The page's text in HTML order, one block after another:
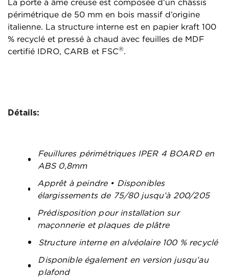
La porte à âme creuse est composée d’un châssis
périmétrique de 50 mm en bois massif d’origine
italienne. La structure interne est en papier kraft 100
% recyclé et pressé à chaud avec feuilles de MDF
certifié IDRO, CARB et FSC®.
Détails:
Feuillures périmétriques IPER 4 BOARD en
ABS 0,8mm
Apprêt à peindre • Disponibles
élargissements de 75/80 jusqu’à 200/205
Prédisposition pour installation sur
maçonnerie et plaques de plâtre
Structure interne en alvéolaire 100 % recyclé
Disponible également en version jusqu’au
plafond